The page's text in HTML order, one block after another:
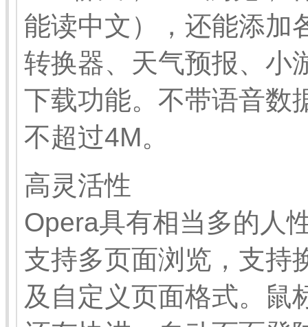
能读中文），还能添加
转换器、天气预报、小
下载功能。不带语音数
不超过4M。
高灵活性
Opera具有相当多的人
支持多页面浏览，支持
及自定义页面格式。鼠